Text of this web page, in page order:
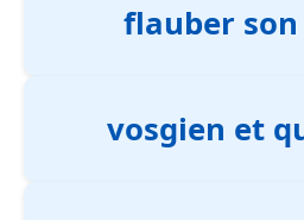
flauber
vosgien et